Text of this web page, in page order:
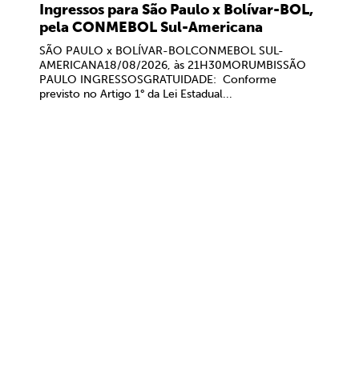
Ingressos para São Paulo x Bolívar-BOL,
pela CONMEBOL Sul-Americana
SÃO PAULO x BOLÍVAR-BOLCONMEBOL SUL-
AMERICANA18/08/2026, às 21H30MORUMBISSÃO
PAULO INGRESSOSGRATUIDADE: Conforme
previsto no Artigo 1° da Lei Estadual...